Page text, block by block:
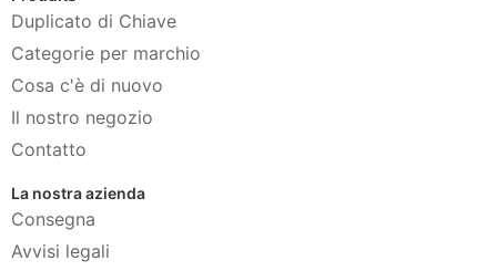
Duplicato di Chiave
Categorie per marchio
Cosa c'è di nuovo
Il nostro negozio
Contatto
La nostra azienda
Consegna
Avvisi legali